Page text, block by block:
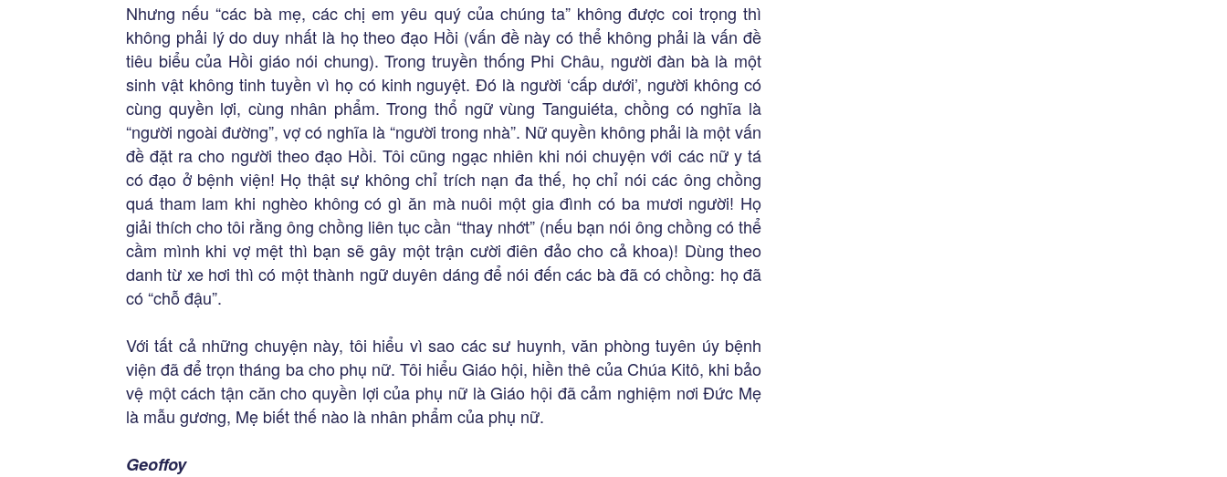
Nhưng nếu “các bà mẹ, các chị em yêu quý của chúng ta” không được coi trọng thì
không phải lý do duy nhất là họ theo đạo Hồi (vấn đề này có thể không phải là vấn đề
tiêu biểu của Hồi giáo nói chung). Trong truyền thống Phi Châu, người đàn bà là một
sinh vật không tinh tuyền vì họ có kinh nguyệt. Đó là người ‘cấp dưới’, người không có
cùng quyền lợi, cùng nhân phẩm. Trong thổ ngữ vùng Tanguiéta, chồng có nghĩa là
“người ngoài đường”, vợ có nghĩa là “người trong nhà”. Nữ quyền không phải là một vấn
đề đặt ra cho người theo đạo Hồi. Tôi cũng ngạc nhiên khi nói chuyện với các nữ y tá
có đạo ở bệnh viện! Họ thật sự không chỉ trích nạn đa thế, họ chỉ nói các ông chồng
quá tham lam khi nghèo không có gì ăn mà nuôi một gia đình có ba mươi người! Họ
giải thích cho tôi rằng ông chồng liên tục cần “thay nhớt” (nếu bạn nói ông chồng có thể
cầm mình khi vợ mệt thì bạn sẽ gây một trận cười điên đảo cho cả khoa)! Dùng theo
danh từ xe hơi thì có một thành ngữ duyên dáng để nói đến các bà đã có chồng: họ đã
có “chỗ đậu”.
Với tất cả những chuyện này, tôi hiểu vì sao các sư huynh, văn phòng tuyên úy bệnh
viện đã để trọn tháng ba cho phụ nữ. Tôi hiểu Giáo hội, hiền thê của Chúa Kitô, khi bảo
vệ một cách tận căn cho quyền lợi của phụ nữ là Giáo hội đã cảm nghiệm nơi Đức Mẹ
là mẫu gương, Mẹ biết thế nào là nhân phẩm của phụ nữ.
Geoffoy